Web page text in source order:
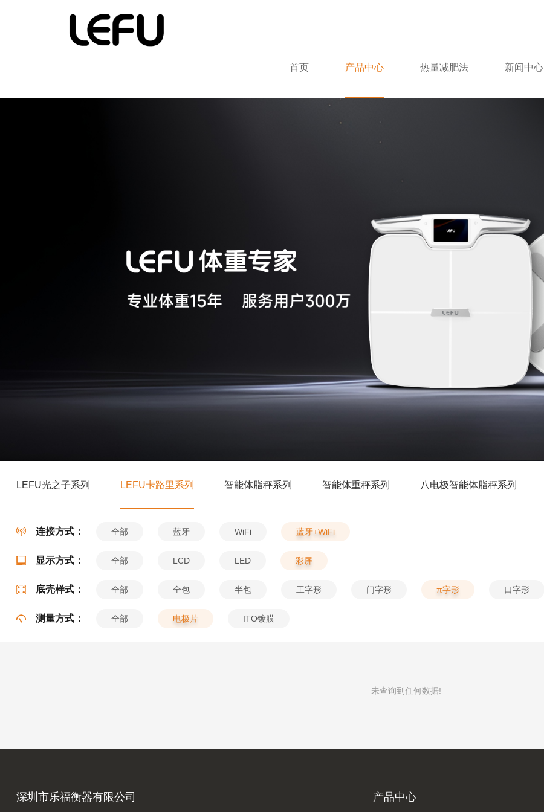
首页 产品中心 热量减肥法 新闻中心
LEFU光之子系列 LEFU卡路里系列 智能体脂秤系列 智能体重秤系列 八电极智能体脂秤系列
连接方式： 全部 蓝牙 WiFi 蓝牙+WiFi
显示方式： 全部 LCD LED 彩屏
底壳样式： 全部 全包 半包 工字形 门字形 π字形 口字形
测量方式： 全部 电极片 ITO镀膜
未查询到任何数据!
深圳市乐福衡器有限公司 产品中心